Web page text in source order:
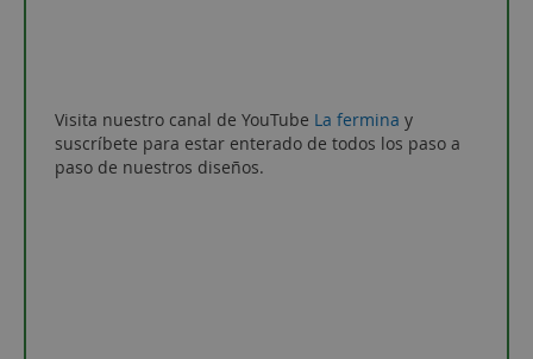
Visita nuestro canal de YouTube La fermina y
suscríbete para estar enterado de todos los paso a
paso de nuestros diseños.